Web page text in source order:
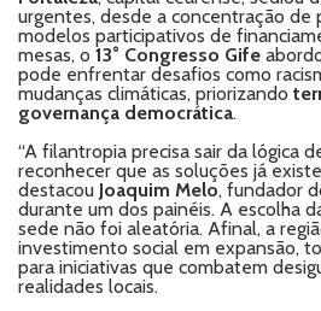
urgentes, desde a concentração de
modelos participativos de
mesas, o 13° Congresso Gife
pode enfrentar desafios como
mudanças climáticas, priorizando
governança democrática.
“A filantropia precisa sair da lógica
reconhecer que as soluções já
destacou Joaquim Melo, fundador
durante um dos painéis. A escolha
sede não foi aleatória. Afinal, a
investimento social em expansão,
para iniciativas que combatem
realidades locais.